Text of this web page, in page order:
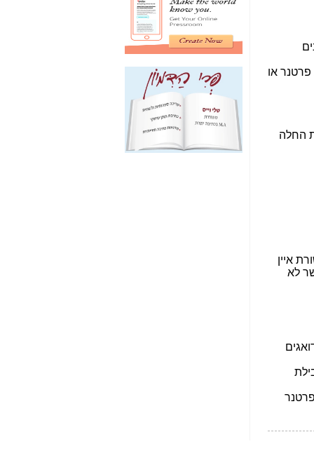
מה מקור ה-Fake
News שהביא לתפירת
תיק לביבי והעלמת
החשודים הנכונים -כאן
אחת הרגליים של "תיק
4000 התפור"
התמוטטה היום
בניצחון (כפול) של בזק
-
כאן
איך כתבות מפנקות